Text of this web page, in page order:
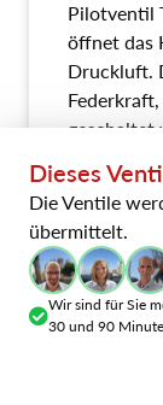
Pilotventil
öffnet das
Druckluft.
geschaltet
gereinigt
Dieses
Die Ventile
übermittelt.
Wir sind für Sie
30 und 90